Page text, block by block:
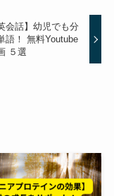
会話】幼児でも分
語！ 無料Youtube
５選